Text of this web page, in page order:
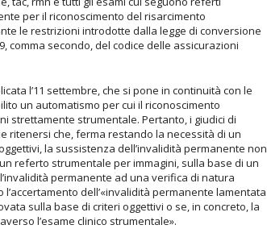
per il riconoscimento del risarcimento
le restrizioni introdotte dalla legge di conversione
comma secondo, del codice delle assicurazioni
l’11 settembre, che si pone in continuità con le
un automatismo per cui il riconoscimento
strettamente strumentale. Pertanto, i giudici di
ritenersi che, ferma restando la necessità di un
la sussistenza dell’invalidità permanente non
referto strumentale per immagini, sulla base di un
permanente ad una verifica di natura
dell’«invalidità permanente lamentata
sulla base di criteri oggettivi o se, in concreto, la
l’esame clinico strumentale».